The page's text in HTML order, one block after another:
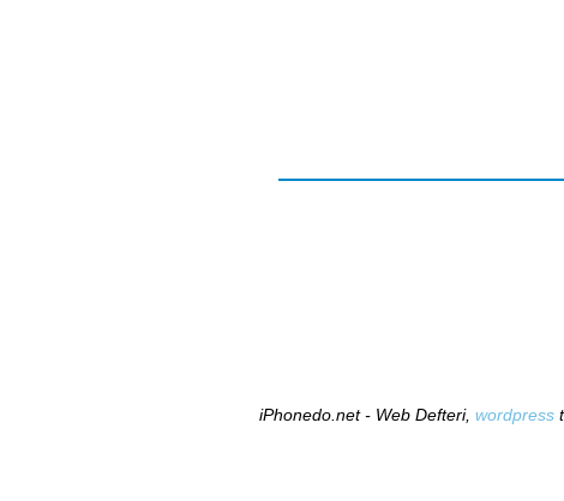
iPhonedo.net - Web Defteri, wordpress